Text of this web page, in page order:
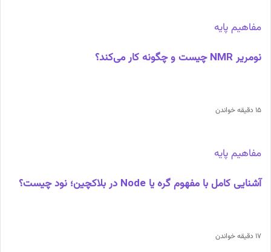
مفاهیم پایه
نومریر NMR چیست و چگونه کار می‌کند؟
15 دقیقه خواندن
مفاهیم پایه
آشنایی کامل با مفهوم گره یا Node در بلاکچین؛ نود چیست؟
17 دقیقه خواندن